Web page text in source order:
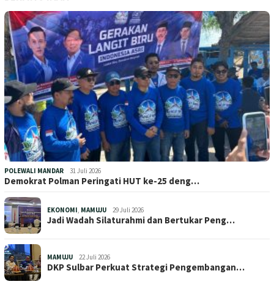
POLEWALI MANDAR 31 Juli 2026
Demokrat Polman Peringati HUT ke-25 deng…
EKONOMI, MAMUJU 29 Juli 2026
Jadi Wadah Silaturahmi dan Bertukar Peng…
MAMUJU 22 Juli 2026
DKP Sulbar Perkuat Strategi Pengembangan…